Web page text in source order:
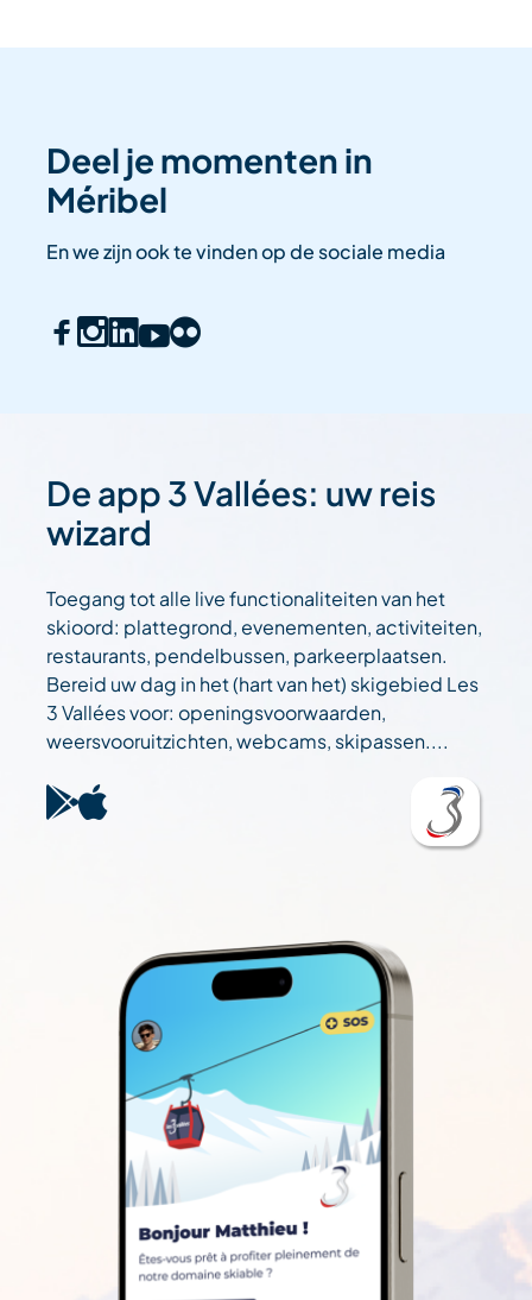
Deel je momenten in
Méribel
En we zijn ook te vinden op de sociale media
De app 3 Vallées: uw reis
wizard
Toegang tot alle live functionaliteiten van het
skioord: plattegrond, evenementen, activiteiten,
restaurants, pendelbussen, parkeerplaatsen.
Bereid uw dag in het (hart van het) skigebied Les
3 Vallées voor: openingsvoorwaarden,
weersvooruitzichten, webcams, skipassen....